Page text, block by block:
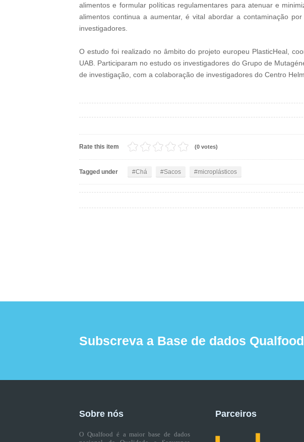
alimentos e formular políticas regulamentares para atenuar e
alimentos continua a aumentar, é vital abordar a contaminação
investigadores.
O estudo foi realizado no âmbito do projeto europeu PlasticHeal,
UAB. Participaram no estudo os investigadores do Grupo de
de investigação, com a colaboração de investigadores do Centro
Rate this item (0 votes)
Tagged under Chá Sacos microplásticos
Subscreva a Base de dados
Sobre nós
O Qualfood é a maior base de dados
Parceiros